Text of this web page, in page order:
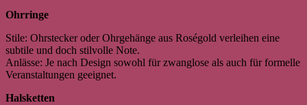
Ohrringe
Stile: Ohrstecker oder Ohrgehänge aus Roségold verleihen eine
subtile und doch stilvolle Note.
Anlässe: Je nach Design sowohl für zwanglose als auch für formelle
Veranstaltungen geeignet.
Halsketten